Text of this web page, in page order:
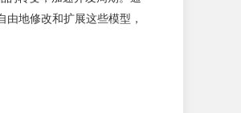
地修改和扩展这些模型，